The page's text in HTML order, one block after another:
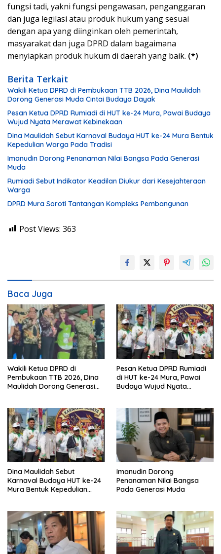
fungsi tadi, yakni fungsi pengawasan, penganggaran
dan juga legilasi atau produk hukum yang sesuai
dengan apa yang diinginkan oleh pemerintah,
masyarakat dan juga DPRD dalam bagaimana
menyiapkan produk hukum di daerah yang baik. (*)
Berita Terkait
Wakili Ketua DPRD di Pembukaan TTB 2026, Dina Maulidah
Dorong Generasi Muda Cintai Budaya Dayak
Pesan Ketua DPRD Rumiadi di HUT ke-24 Mura, Pawai Budaya
Wujud Nyata Merawat Kebinekaan
Dina Maulidah Sebut Karnaval Budaya HUT ke-24 Mura Bentuk
Kepedulian Warga Pada Tradisi
Imanudin Dorong Penanaman Nilai Bangsa Pada Generasi
Muda
Rumiadi Sebut Indikator Keadilan Diukur dari Kesejahteraan
Warga
DPRD Mura Soroti Tantangan Kompleks Pembangunan
Post Views: 363
Baca Juga
Wakili Ketua DPRD di
Pembukaan TTB 2026, Dina
Maulidah Dorong Generasi
Pesan Ketua DPRD Rumiadi
di HUT ke-24 Mura, Pawai
Budaya Wujud Nyata
Dina Maulidah Sebut
Karnaval Budaya HUT ke-24
Mura Bentuk Kepedulian
Imanudin Dorong
Penanaman Nilai Bangsa
Pada Generasi Muda